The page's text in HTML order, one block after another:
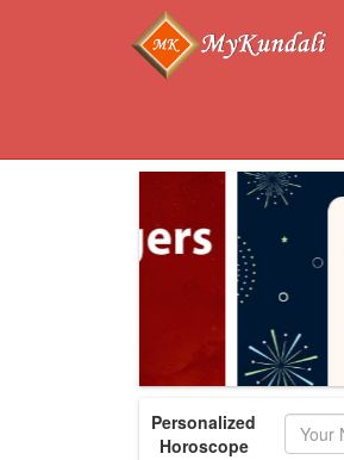
Personalized
Horoscope
Name